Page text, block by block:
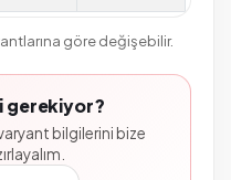
göre değişebilir.
gerekiyor?
bilgilerini bize